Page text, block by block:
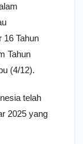
16 Tahun
Tahun
(4/12).
telah
2025 yang